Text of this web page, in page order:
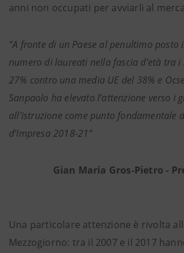
anni non occupati per avviarli al
“A fronte di un Paese al penultimo posto
numero di laureati nella fascia d’età tra
27% contro una media UE del 38% e
Sanpaolo ha elevato l’attenzione verso i
all’istruzione come punto fondamentale
d’Impresa 2018-21”
Gian Maria Gros-Pietro -
Una particolare attenzione è rivolta
Mezzogiorno: tra il 2007 e il 2017